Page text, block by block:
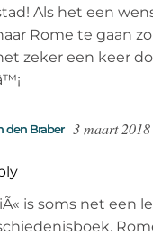
Als het een
Rome te gaan
zeker een keer
den Braber 3 maart
is soms net een